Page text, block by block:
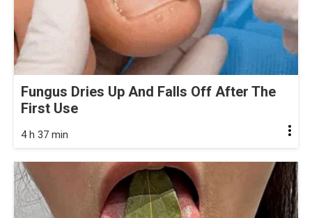
Fungus Dries Up And Falls Off After The
First Use
4 h 37 min